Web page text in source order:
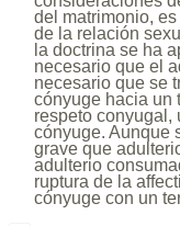
del matrimonio,
de la relación
la doctrina se ha
necesario que el
necesario que se
cónyuge hacia un
respeto conyugal,
cónyuge. Aunque
grave que
adulterio
ruptura de la
cónyuge con un